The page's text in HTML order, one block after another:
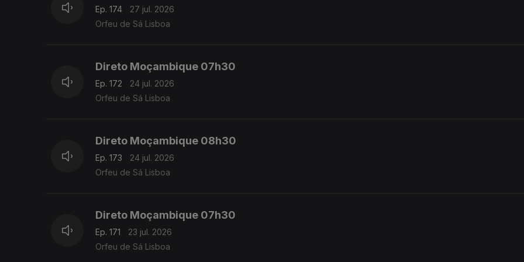
Ep. 174
27 jul. 2026
Orfeu de Sá Lisboa
Direto Moçambique 07h30
Ep. 172
24 jul. 2026
Orfeu de Sá Lisboa
Direto Moçambique 08h30
Ep. 173
24 jul. 2026
Orfeu de Sá Lisboa
Direto Moçambique 07h30
Ep. 171
23 jul. 2026
Orfeu de Sá Lisboa